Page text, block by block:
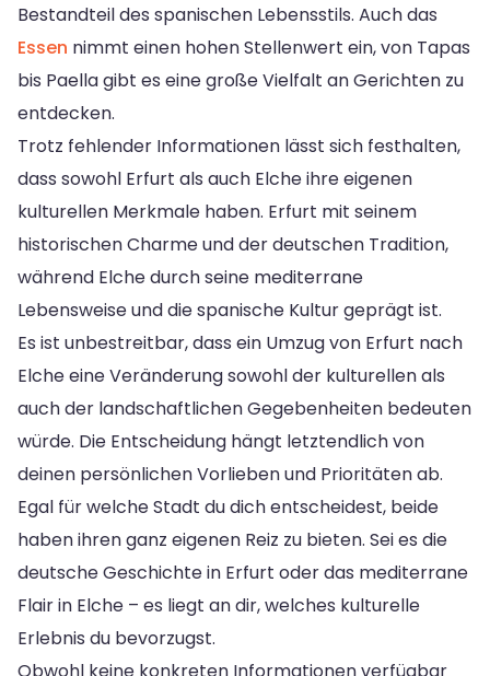
Bestandteil des spanischen Lebensstils. Auch das
Essen nimmt einen hohen Stellenwert ein, von Tapas
bis Paella gibt es eine große Vielfalt an Gerichten zu
entdecken.
Trotz fehlender Informationen lässt sich festhalten,
dass sowohl Erfurt als auch Elche ihre eigenen
kulturellen Merkmale haben. Erfurt mit seinem
historischen Charme und der deutschen Tradition,
während Elche durch seine mediterrane
Lebensweise und die spanische Kultur geprägt ist.
Es ist unbestreitbar, dass ein Umzug von Erfurt nach
Elche eine Veränderung sowohl der kulturellen als
auch der landschaftlichen Gegebenheiten bedeuten
würde. Die Entscheidung hängt letztendlich von
deinen persönlichen Vorlieben und Prioritäten ab.
Egal für welche Stadt du dich entscheidest, beide
haben ihren ganz eigenen Reiz zu bieten. Sei es die
deutsche Geschichte in Erfurt oder das mediterrane
Flair in Elche – es liegt an dir, welches kulturelle
Erlebnis du bevorzugst.
Obwohl keine konkreten Informationen verfügbar